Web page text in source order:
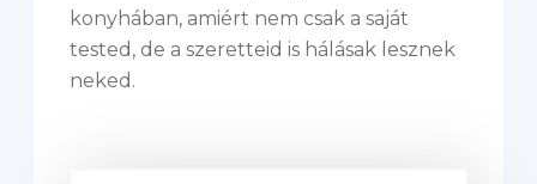
konyhában, amiért nem csak a saját
tested, de a szeretteid is hálásak lesznek
neked.